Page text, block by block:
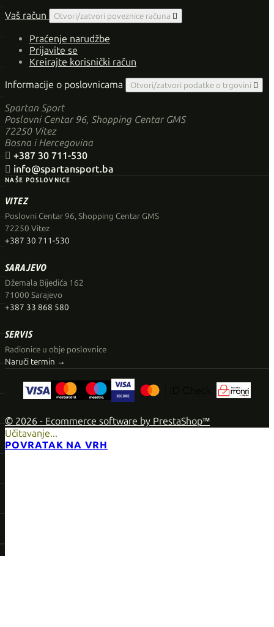
Vaš račun
Otvori/zatvori poveznice računa 
Praćenje narudžbe
Prijavite se
Kreirajte korisnički račun
Informacije o poslovnicama
Otvori/zatvori podatke o trgovini 
Spartan Sport
Poslovni Centar 96, Shopping Centar GMS
72250 Vitez
Bosna i Hercegovina
 +387 30 711-530
 info@spartansport.ba
NAŠE POSLOVNICE
VITEZ
Poslovni Centar 96, Shopping Centar GMS
72250 Vitez
+387 30 711-530
SARAJEVO
Džemala Bijedića 162
71000 Sarajevo
+387 33 868 580
SERVIS
Radionice u obje poslovnice
Naruči termin →
© 2026 - Ecommerce software by PrestaShop™
Učitavanje...
POVRATAK NA VRH